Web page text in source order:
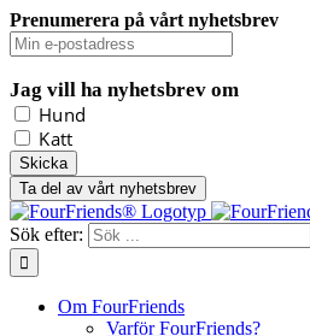
Prenumerera på vårt nyhetsbrev
Jag vill ha nyhetsbrev om
Hund
Katt
Ta del av vårt nyhetsbrev
Sök efter:
Om FourFriends
Varför FourFriends?